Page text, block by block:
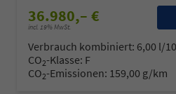
36.980,– €
incl. 19% MwSt.
Verbrauch kombiniert: 6,00 l/
CO2-Klasse: F
CO2-Emissionen: 159,00 g/km